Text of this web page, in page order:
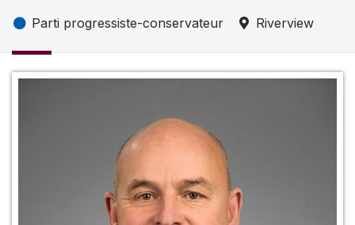
Parti progressiste-conservateur Riverview